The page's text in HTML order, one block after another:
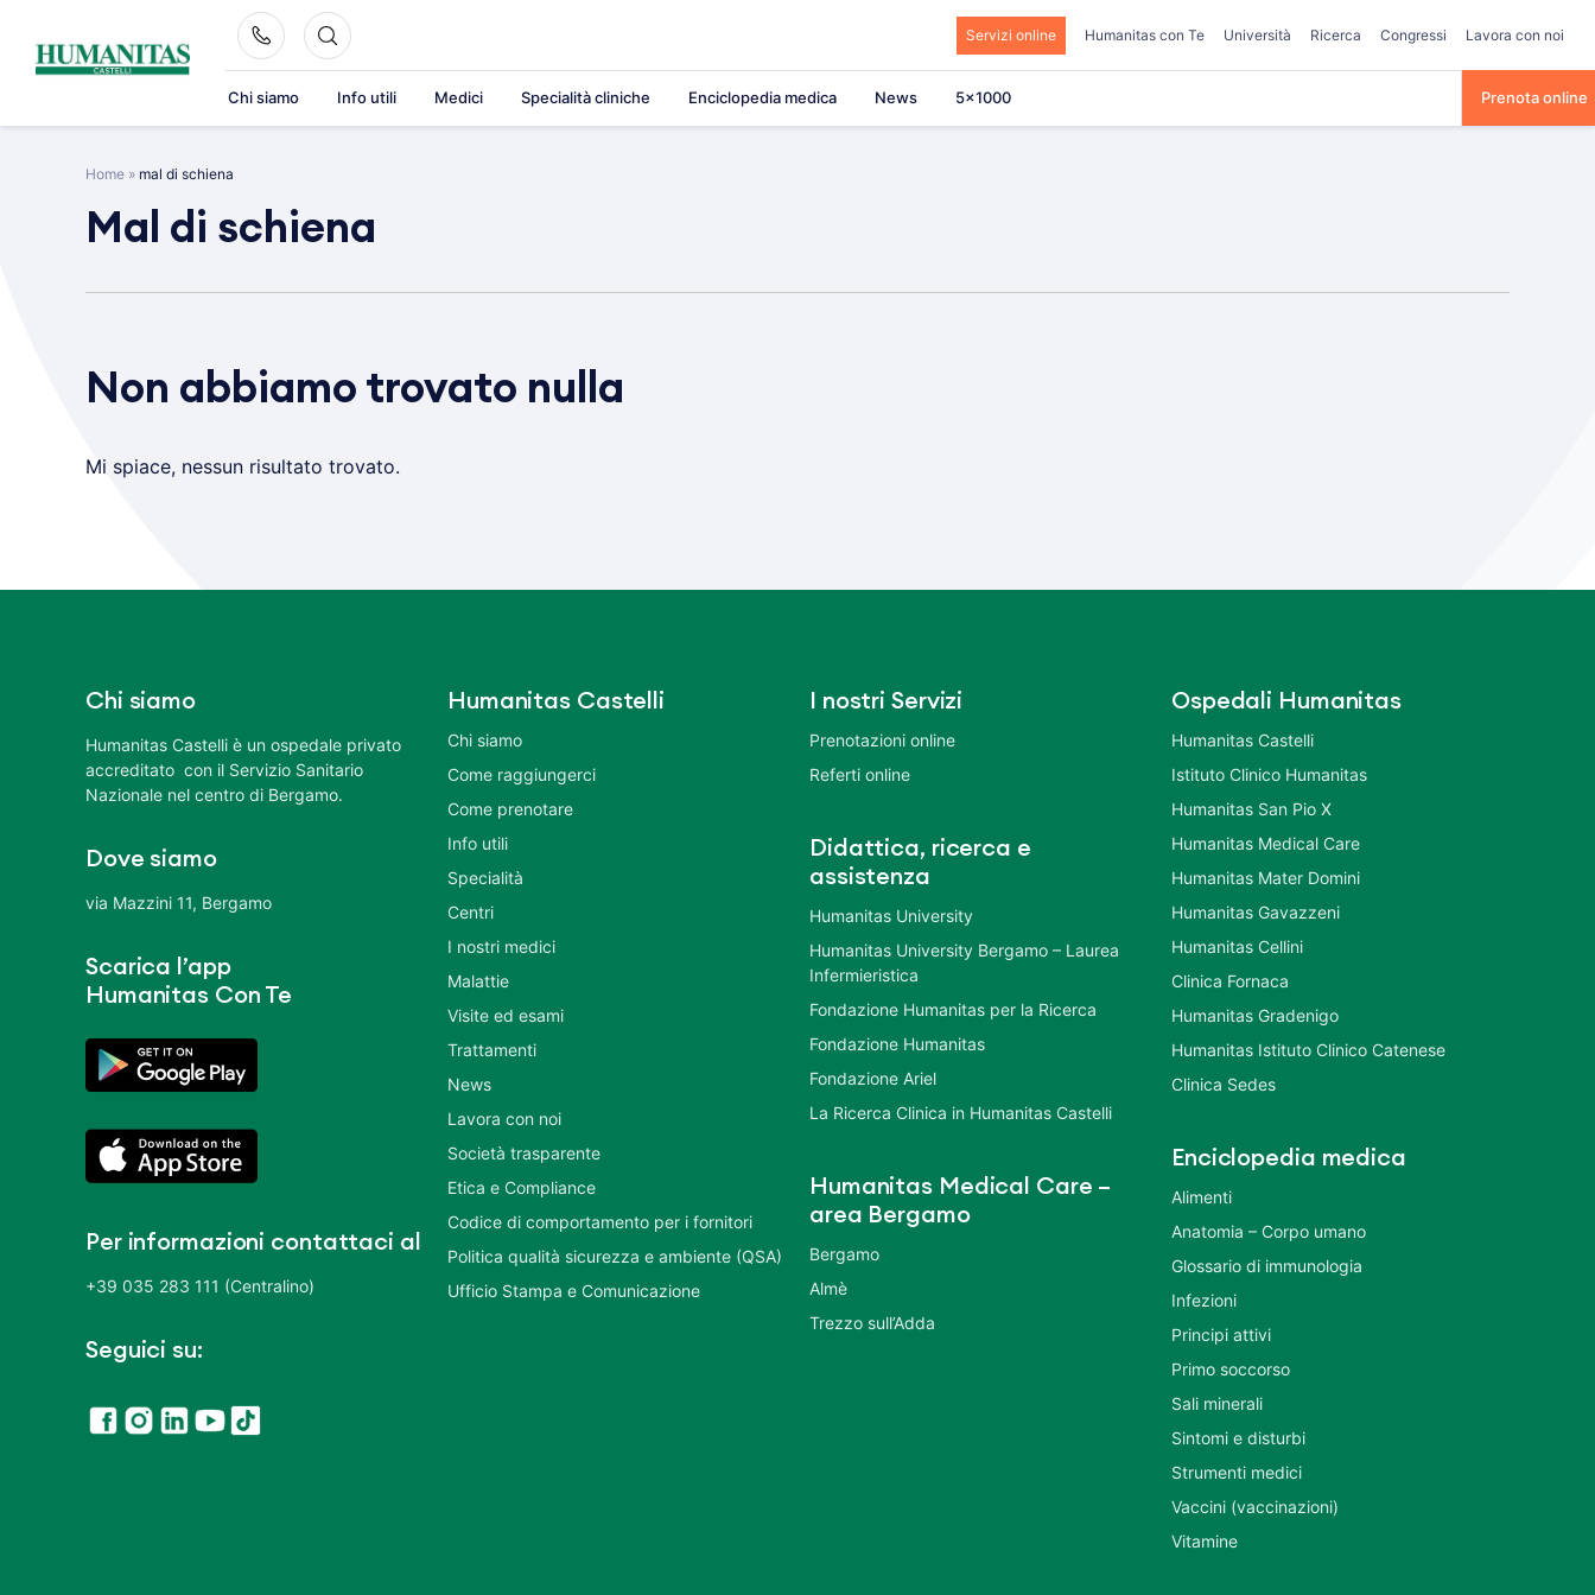
content
Servizi online Humanitas con Te Università Ricerca Congressi Lavora con noi
Chi siamo Info utili Medici Specialità cliniche Enciclopedia medica News 5×1000 Prenota online
Home » mal di schiena
Mal di schiena
Non abbiamo trovato nulla
Mi spiace, nessun risultato trovato.
Chi siamo
Humanitas Castelli è un ospedale privato
accreditato con il Servizio Sanitario
Nazionale nel centro di Bergamo.
Dove siamo
via Mazzini 11, Bergamo
Scarica l’app
Humanitas Con Te
Per informazioni contattaci al
+39 035 283 111 (Centralino)
Seguici su:
Humanitas Castelli
Chi siamo
Come raggiungerci
Come prenotare
Info utili
Specialità
Centri
I nostri medici
Malattie
Visite ed esami
Trattamenti
News
Lavora con noi
Società trasparente
Etica e Compliance
Codice di comportamento per i fornitori
Politica qualità sicurezza e ambiente (QSA)
Ufficio Stampa e Comunicazione
I nostri Servizi
Prenotazioni online
Referti online
Didattica, ricerca e
assistenza
Humanitas University
Humanitas University Bergamo – Laurea
Infermieristica
Fondazione Humanitas per la Ricerca
Fondazione Humanitas
Fondazione Ariel
La Ricerca Clinica in Humanitas Castelli
Humanitas Medical Care –
area Bergamo
Bergamo
Almè
Trezzo sull’Adda
Ospedali Humanitas
Humanitas Castelli
Istituto Clinico Humanitas
Humanitas San Pio X
Humanitas Medical Care
Humanitas Mater Domini
Humanitas Gavazzeni
Humanitas Cellini
Clinica Fornaca
Humanitas Gradenigo
Humanitas Istituto Clinico Catenese
Clinica Sedes
Enciclopedia medica
Alimenti
Anatomia – Corpo umano
Glossario di immunologia
Infezioni
Principi attivi
Primo soccorso
Sali minerali
Sintomi e disturbi
Strumenti medici
Vaccini (vaccinazioni)
Vitamine